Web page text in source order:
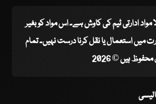
مواد ادارتی ٹیم کی کاوش ہے۔ اس مواد کو بغیر
استعمال یا نقل کرنا درست نہیں۔ تمام
ہیں © 2026